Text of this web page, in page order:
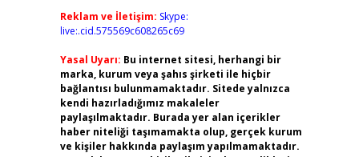
Reklam ve İletişim: Skype:
live:.cid.575569c608265c69
Yasal Uyarı: Bu internet sitesi, herhangi bir
marka, kurum veya şahıs şirketi ile hiçbir
bağlantısı bulunmamaktadır. Sitede yalnızca
kendi hazırladığımız makaleler
paylaşılmaktadır. Burada yer alan içerikler
haber niteliği taşımamakta olup, gerçek kurum
ve kişiler hakkında paylaşım yapılmamaktadır.